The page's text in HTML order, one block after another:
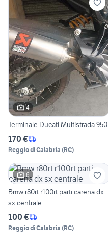
4
Terminale Ducati Multistrada 950
170 €
Reggio di Calabria (RC)
6
Bmw r80rt r100rt parti carena dx
sx centrale
100 €
Reggio di Calabria (RC)